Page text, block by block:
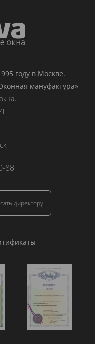
году в Москве.
мануфактура»
.
88
директору